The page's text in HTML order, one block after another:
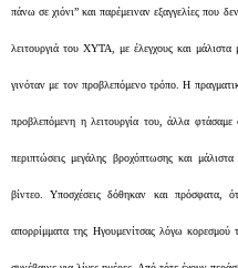
πάνω σε χιόνι” και παρέμειναν εξαγγελίες που
λειτουργιά του ΧΥΤΑ, με έλεγχους και
γινόταν με τον προβλεπόμενο τρόπο. Η
προβλεπόμενη η λειτουργία του, άλλα
περιπτώσεις μεγάλης βροχόπτωσης και
βίντεο. Υποσχέσεις δόθηκαν και πρόσφατα,
απορρίμματα της Ηγουμενίτσας λόγω